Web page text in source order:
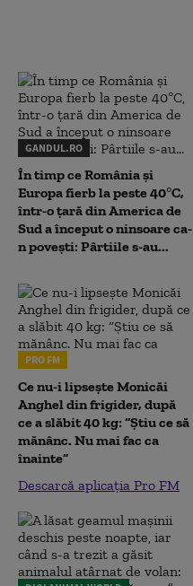
GANDUL.RO
În timp ce România și
Europa fierb la peste 40°C,
într-o țară din America de
Sud a început o ninsoare ca-
n povești: Pârtiile s-au...
PRO FM
Ce nu-i lipsește Monicăi
Anghel din frigider, după
ce a slăbit 40 kg: “Știu ce să
mănânc. Nu mai fac ca
înainte”
Descarcă aplicația Pro FM